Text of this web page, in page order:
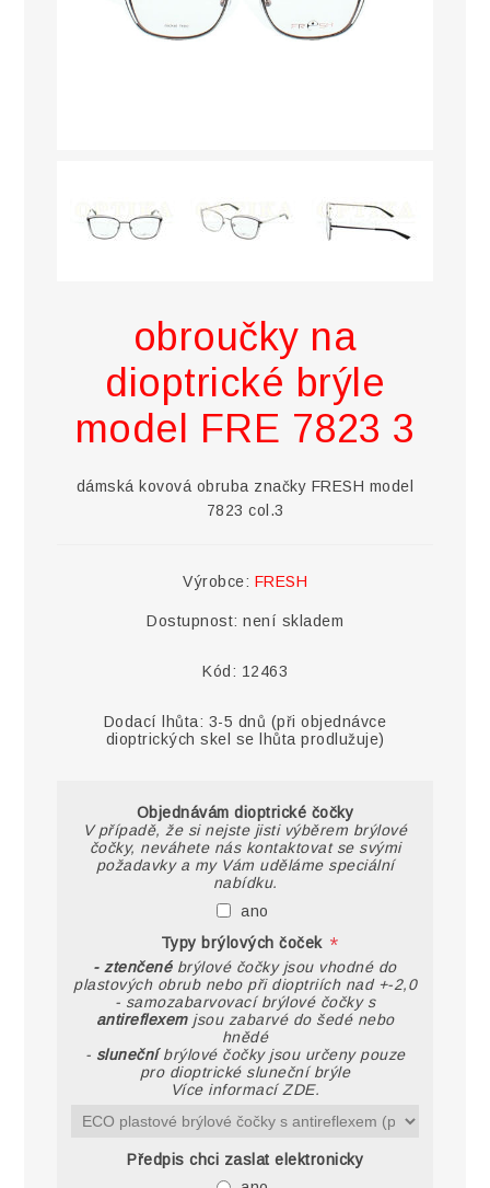
obroučky na
dioptrické brýle
model FRE 7823 3
dámská kovová obruba značky FRESH model
7823 col.3
Výrobce: FRESH
Dostupnost: není skladem
Kód: 12463
Dodací lhůta: 3-5 dnů (při objednávce
dioptrických skel se lhůta prodlužuje)
Objednávám dioptrické čočky
V případě, že si nejste jisti výběrem brýlové
čočky, neváhete nás kontaktovat se svými
požadavky a my Vám uděláme speciální
nabídku.
ano
Typy brýlových čoček *
- ztenčené brýlové čočky jsou vhodné do
plastových obrub nebo při dioptriích nad +-2,0
- samozabarvovací brýlové čočky s
antireflexemjsou zabarvé do šedé nebo
hnědé
- slunečníbrýlové čočky jsou určeny pouze
pro dioptrické sluneční brýle
Více informací ZDE.
Předpis chci zaslat elektronicky